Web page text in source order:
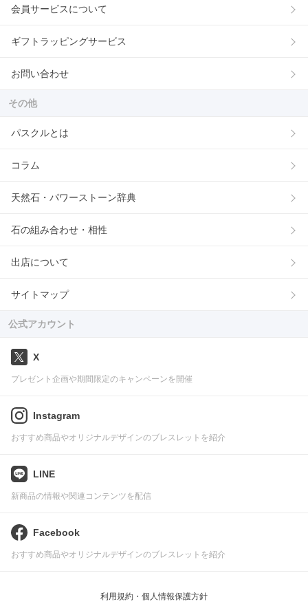
会員サービスについて
ギフトラッピングサービス
お問い合わせ
その他
パスクルとは
コラム
天然石・パワーストーン辞典
石の組み合わせ・相性
出店について
サイトマップ
公式アカウント
X
プレゼント企画や期間限定のキャンペーンを開催
Instagram
おすすめ商品やオリジナルデザインのブレスレットを紹介
LINE
新商品の情報や関連コンテンツを配信
Facebook
おすすめ商品やオリジナルデザインのブレスレットを紹介
利用規約・個人情報保護方針